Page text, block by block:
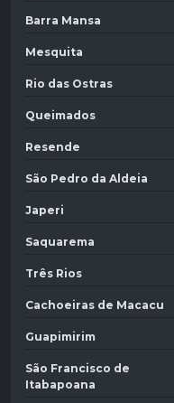
Barra Mansa
Mesquita
Rio das Ostras
Queimados
Resende
São Pedro da Aldeia
Japeri
Saquarema
Três Rios
Cachoeiras de Macacu
Guapimirim
São Francisco de
Itabapoana